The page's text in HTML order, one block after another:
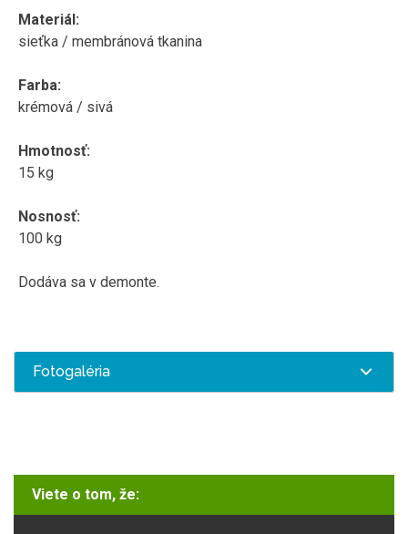
Materiál:
sieťka / membránová tkanina
Farba:
krémová / sivá
Hmotnosť:
15 kg
Nosnosť:
100 kg
Dodáva sa v demonte.
Fotogaléria
Viete o tom, že: